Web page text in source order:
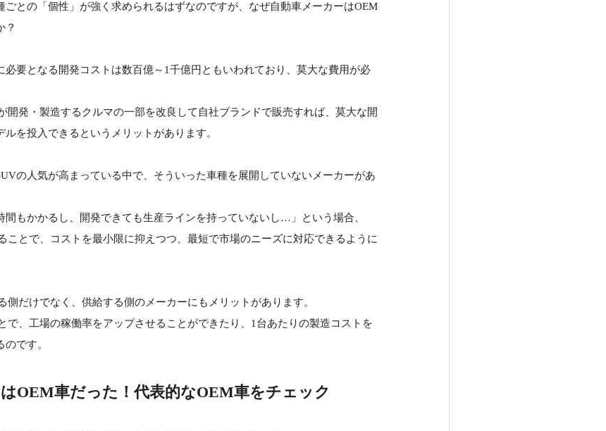
ごとの「個性」が強く求められるはずなのですが、なぜ自動車メーカーはOEM
？
必要となる開発コストは数百億～1千億円ともいわれており、莫大な費用が必
開発・製造するクルマの一部を改良して自社ブランドで販売すれば、莫大な開
を投入できるというメリットがあります。
の人気が高まっている中で、そういった車種を展開していないメーカーがあ
間もかかるし、開発できても生産ラインを持っていないし…」という場合、
ことで、コストを最小限に抑えつつ、最短で市場のニーズに対応できるように
側だけでなく、供給する側のメーカーにもメリットがあります。
で、工場の稼働率をアップさせることができたり、1台あたりの製造コストを
です。
OEM車だった！代表的なOEM車をチェック